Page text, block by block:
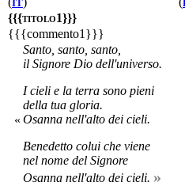
IT
{{{titolo1}}}
{{{commento1}}}
«
Santo, santo, santo,
il Signore Dio dell'universo.
I cieli e la terra sono pieni
della tua gloria.
Osanna nell'alto dei cieli.
Benedetto colui che viene
nel nome del Signore
Osanna nell'alto dei cieli. »